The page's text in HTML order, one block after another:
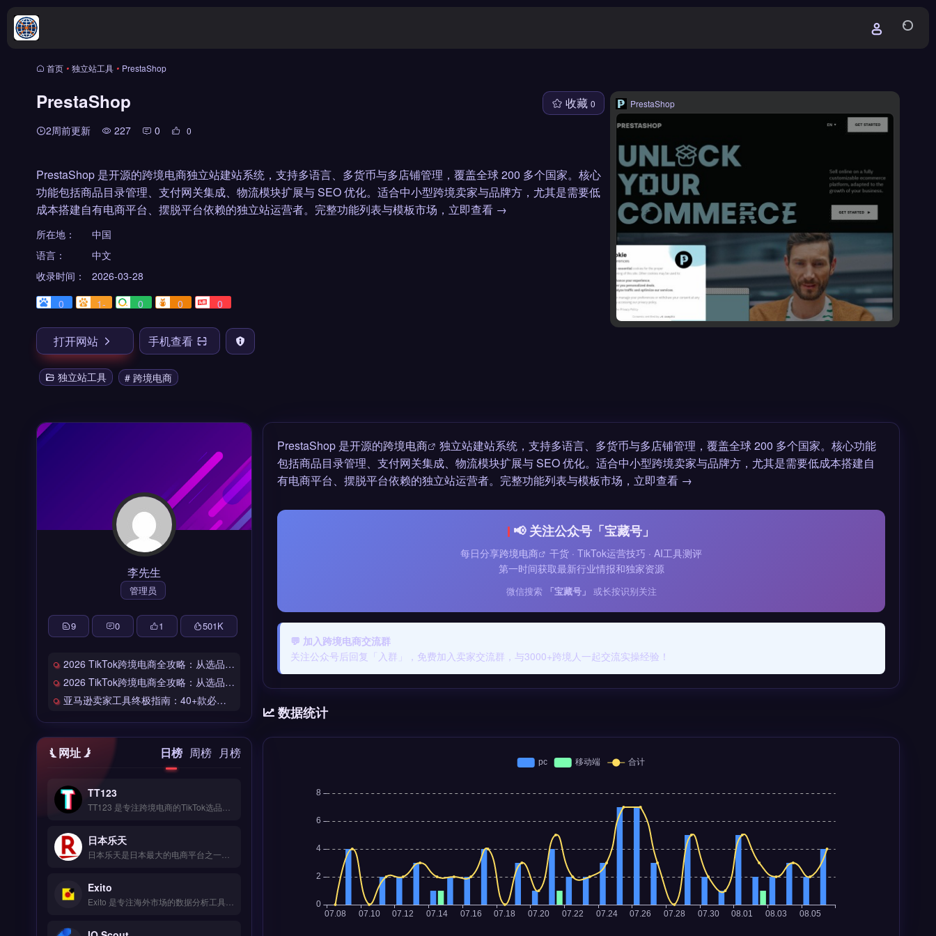
首页 • 独立站工具 • PrestaShop
PrestaShop
2周前更新 227 0 0
收藏 0
PrestaShop 是开源的跨境电商独立站建站系统，支持多语言、多货币与多店铺管理，覆盖全球 200 多个国家。核心
功能包括商品目录管理、支付网关集成、物流模块扩展与 SEO 优化。适合中小型跨境卖家与品牌方，尤其是需要低
成本搭建自有电商平台、摆脱平台依赖的独立站运营者。完整功能列表与模板市场，立即查看 →
所在地：
中国
语言：
中文
收录时间：
2026-03-28
0
1- 0 0 0
打开网站 手机查看
独立站工具 # 跨境电商
PrestaShop
PrestaShop 是开源的跨境电商
独立站建站系统，支持多语言、多货币与多店铺管理，覆盖全球 200 多个国家。核心功能
包括商品目录管理、支付网关集成、物流模块扩展与 SEO 优化。适合中小型跨境卖家与品牌方，尤其是需要低成本搭建自
有电商平台、摆脱平台依赖的独立站运营者。完整功能列表与模板市场，立即查看 →
📢 关注公众号「宝藏号」
每日分享跨境电商
干货 · TikTok运营技巧 · AI工具测评
第一时间获取最新行业情报和独家资源
微信搜索 「宝藏号」 或长按识别关注
💬 加入跨境电商交流群
关注公众号后回复「入群」，免费加入卖家交流群，与3000+跨境人一起交流实操经验！
数据统计
李先生
管理员
9 0 1 501K
2026 TikTok跨境电商全攻略：从选品到爆单的完整工具链
2026 TikTok跨境电商全攻略：从选品到爆单的完整工具链
亚马逊卖家工具终极指南：40+款必备工具全链路解析
网址 日榜 周榜 月榜
TT123
日本乐天
Exito